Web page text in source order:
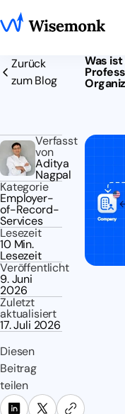
Zurück
zum Blog
Verfasst
von
Aditya
Nagpal
Kategorie
Employer-
of-Record-
Services
Lesezeit
10 Min.
Lesezeit
Veröffentlicht
9. Juni
2026
Zuletzt
aktualisiert
17. Juli 2026
Diesen
Beitrag
teilen
Was ist